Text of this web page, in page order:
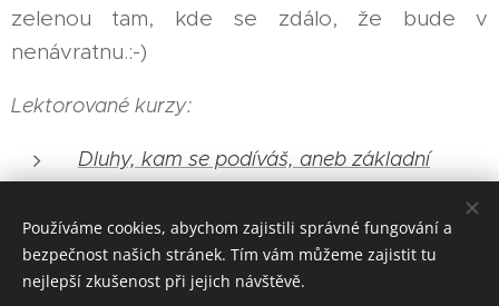
zelenou tam, kde se zdálo, že bude v
nenávratnu.:-)
Lektorované kurzy:
Dluhy, kam se podíváš, aneb základní
Používáme cookies, abychom zajistili správné fungování a
bezpečnost našich stránek. Tím vám můžeme zajistit tu
nejlepší zkušenost při jejich návštěvě.